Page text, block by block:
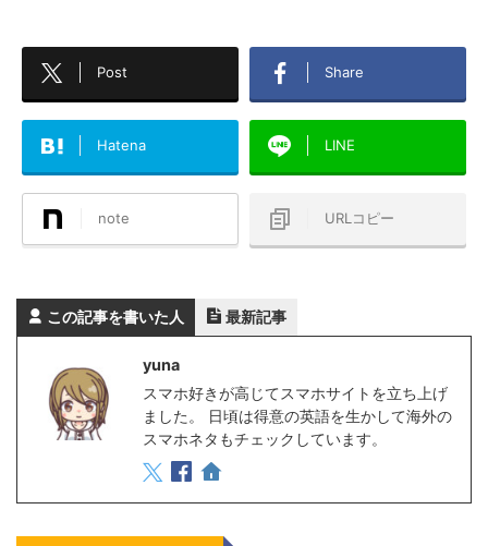
Post Share
Hatena LINE
note URLコピー
この記事を書いた人 最新記事
yuna
スマホ好きが高じてスマホサイトを立ち上げ
ました。 日頃は得意の英語を生かして海外の
スマホネタもチェックしています。